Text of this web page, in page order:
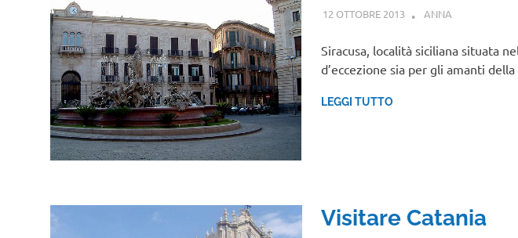
12 OTTOBRE 2013 ANNA
Siracusa, località siciliana situata
d’eccezione sia per gli amanti
LEGGI TUTTO
Visitare Catania